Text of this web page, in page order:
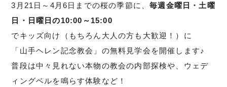
3月21日～4月6日までの桜の季節に、毎週金曜日・土曜
日・日曜日の10:00～15:00
でキッズ向け（もちろん大人の方も大歓迎！）に
「山手ヘレン記念教会」の無料見学会を開催します♪
普段は中々見れない本物の教会の内部探検や、ウェデ
ィングベルを鳴らす体験など！